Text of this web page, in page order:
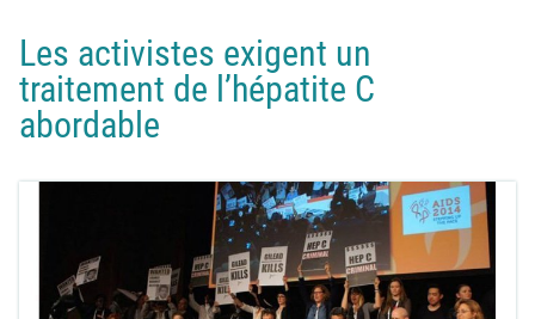
Les activistes exigent un
traitement de l’hépatite C
abordable